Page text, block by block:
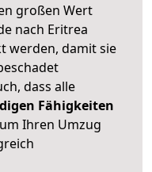
großen Wert
nach Eritrea
werden, damit sie
dass alle
Fähigkeiten
Ihren Umzug